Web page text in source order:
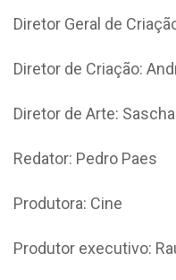
Diretor Geral de
Diretor de Criação:
Diretor de Arte:
Redator: Pedro Paes
Produtora: Cine
Produtor executivo: